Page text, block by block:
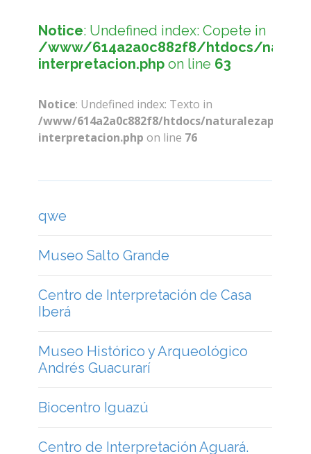
Notice: Undefined index: Copete in
/www/614a2a0c882f8/htdocs/
interpretacion.php on line 63
Notice: Undefined index: Texto in
/www/614a2a0c882f8/htdocs/
interpretacion.php on line 76
qwe
Museo Salto Grande
Centro de Interpretación de Casa
Iberá
Museo Histórico y Arqueológico
Andrés Guacurarí
Biocentro Iguazú
Centro de Interpretación Aguará.